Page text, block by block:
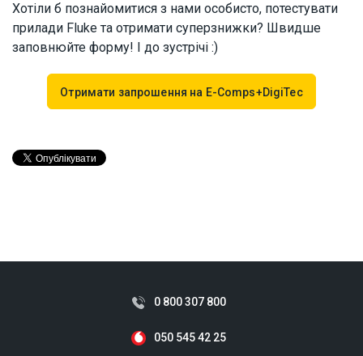
Хотіли б познайомитися з нами особисто, потестувати
прилади Fluke та отримати суперзнижки? Швидше
заповнюйте форму! І до зустрічі :)
Отримати запрошення на E-Comps+DigiTec
0 800 307 800
050 545 42 25